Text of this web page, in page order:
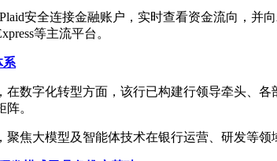
安全连接金融账户，实时查看资金流向，并
等主流平台。
系
在数字化转型方面，该行已构建行领导牵头、
。
焦大模型及智能体技术在银行运营、研发等领